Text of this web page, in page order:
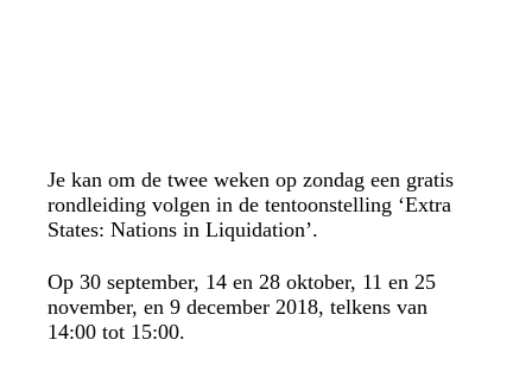
Je kan om de twee weken op zondag een gratis
rondleiding volgen in de tentoonstelling ‘Extra
States: Nations in Liquidation’.
Op 30 september, 14 en 28 oktober, 11 en 25
november, en 9 december 2018, telkens van
14:00 tot 15:00.